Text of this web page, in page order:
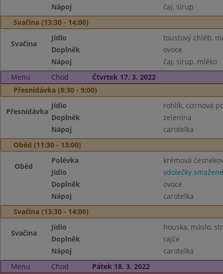
Nápoj
čaj, sirup
Svačina (13:30 - 14:00)
Svačina
Jídlo
toustový chléb,
Doplněk
ovoce
Nápoj
čaj, sirup, mléko
Menu
Chod
Čtvrtek 17. 3. 2022
Přesnídávka (8:30 - 9:00)
Přesnídávka
Jídlo
rohlík, cizrnová
Doplněk
zelenina
Nápoj
carotelka
Oběd (11:30 - 13:00)
Oběd
Polévka
krémová
Jídlo
vdolečky smažené
Doplněk
ovoce
Nápoj
carotelka
Svačina (13:30 - 14:00)
Svačina
Jídlo
houska, máslo,
Doplněk
rajče
Nápoj
carotelka
Menu
Chod
Pátek 18. 3. 2022